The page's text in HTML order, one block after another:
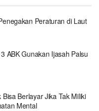
Peraturan di Laut
ABK Gunakan Ijasah Palsu
Berlayar Jika Tak Miliki
Mental